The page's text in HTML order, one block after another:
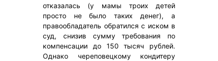
отказалась (у мамы троих детей
просто не было таких денег), а
правообладатель обратился с иском в
суд, снизив сумму требования по
компенсации до 150 тысяч рублей.
Однако череповецкому кондитеру